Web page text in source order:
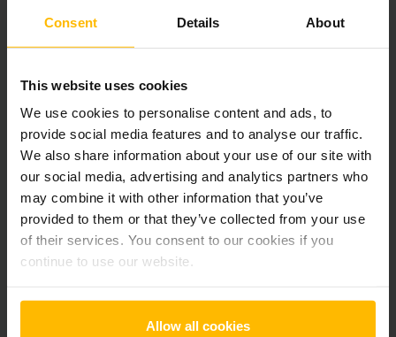
Consent Details About
This website uses cookies
We use cookies to personalise content and ads, to
provide social media features and to analyse our traffic.
We also share information about your use of our site with
our social media, advertising and analytics partners who
may combine it with other information that you’ve
provided to them or that they’ve collected from your use
of their services. You consent to our cookies if you
continue to use our website.
Allow all cookies
Informácie o výrobku
Nasledujúca časť poskytuje komplexný prehľad technických
špecifikácií a vybavenia vozidla.
Technické údaje
150 Ah